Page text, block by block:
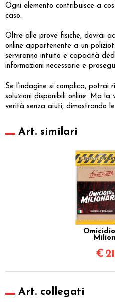
Ogni elemento contribuisce a
caso.
Oltre alle prove fisiche, dovrai
online appartenente a un
serviranno intuito e capacità
informazioni necessarie e
Se l’indagine si complica, potrai
soluzioni disponibili online. Ma
verità senza aiuti, dimostrando
Art. similari
€
Art. collegati